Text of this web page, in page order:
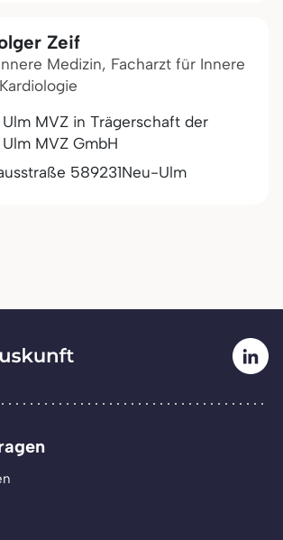
Zeif
Medizin, Facharzt für Innere
MVZ in Trägerschaft der
MVZ GmbH
589231Neu-Ulm